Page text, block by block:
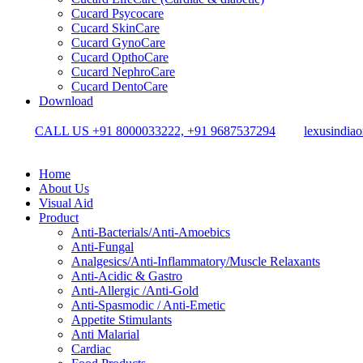
Cucard Psycocare
Cucard SkinCare
Cucard GynoCare
Cucard OpthoCare
Cucard NephroCare
Cucard DentoCare
Download
CALL US +91 8000033222, +91 9687537294
Home
About Us
Visual Aid
Product
Anti-Bacterials/Anti-Amoebics
Anti-Fungal
Analgesics/Anti-Inflammatory/Muscle Relaxants
Anti-Acidic & Gastro
Anti-Allergic /Anti-Gold
Anti-Spasmodic / Anti-Emetic
Appetite Stimulants
Anti Malarial
Cardiac